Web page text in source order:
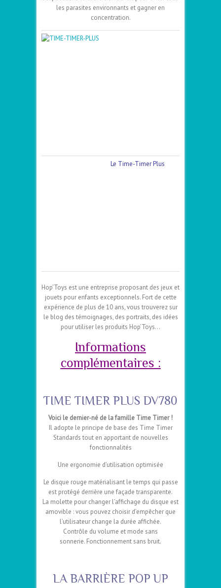
les parasites environnants et gagner en
concentration.
Le Time-Timer Plus
Hop’Toys est une entreprise proposant des jeux et
jouets pour enfants exceptionnels. Fort de cette
expérience de plus de 10 ans, vous trouverez sur
le blog des témoignages, des portraits, des idées
pour utiliser les produits Hop’Toys…
Informations
complémentaires :
TIME TIMER PLUS DV780
Voici le dernier-né de la famille Time Timer !
Il adopte le principe de base des Time Timer
Standards tout en apportant de nouvelles
fonctionnalités
Une ergonomie d’utilisation optimisée
Le disque rouge matérialisant le temps qui passe
est protégé derrière une façade transparente.
La molette pour changer l’affichage du disque est
amovible : vous pouvez choisir d’empêcher que
l’utilisateur change la durée affichée.
Contrôle du volume et mode sans
sonnerie. Fonctionnement sans bruit.
LA BARRIÈRE POP UP